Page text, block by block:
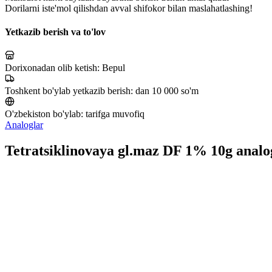
Dorilarni iste'mol qilishdan avval shifokor bilan maslahatlashing!
Yetkazib berish va to'lov
Dorixonadan olib ketish: Bepul
Toshkent bo'ylab yetkazib berish: dan 10 000 so'm
O'zbekiston bo'ylab: tarifga muvofiq
Analoglar
Tetratsiklinovaya gl.maz DF 1% 10g